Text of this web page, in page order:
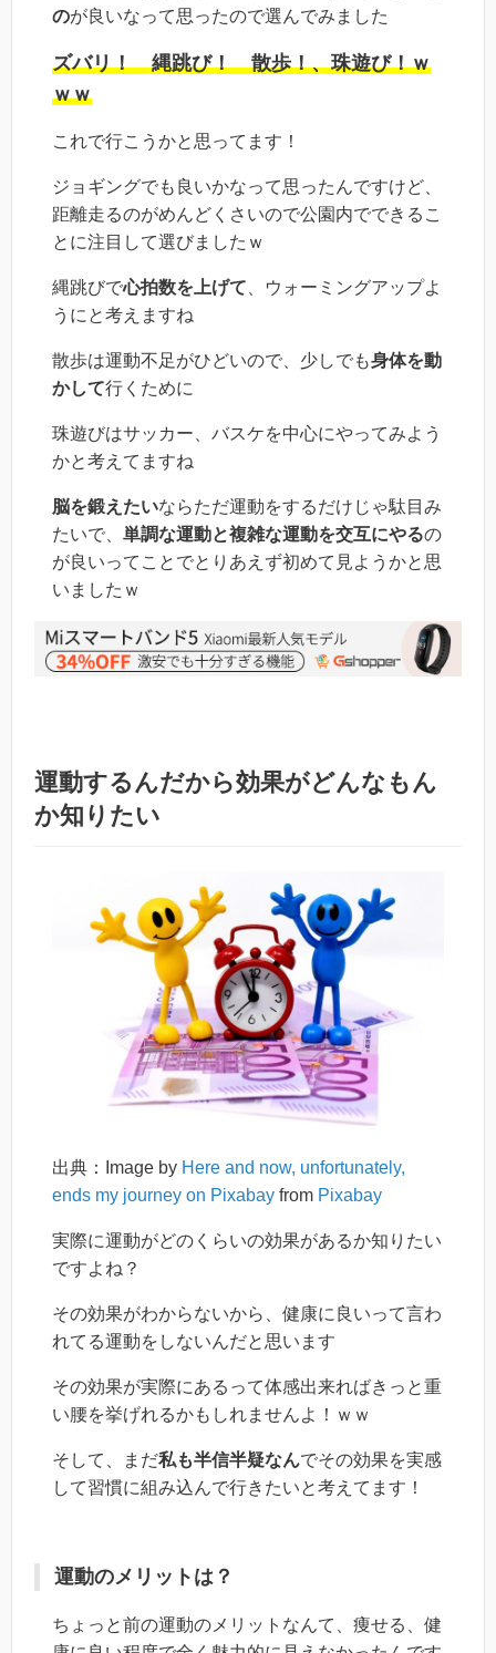
のが良いなって思ったので選んでみました
ズバリ！ 縄跳び！ 散歩！、珠遊び！ｗ
ｗｗ
これで行こうかと思ってます！
ジョギングでも良いかなって思ったんですけど、
距離走るのがめんどくさいので公園内でできるこ
とに注目して選びましたｗ
縄跳びで心拍数を上げて 、ウォーミングアップよ
うにと考えますね
散歩は運動不足がひどいので、少しでも身体を動
かして行くために
珠遊びはサッカー、バスケを中心にやってみよう
かと考えてますね
脳を鍛えたいならただ運動をするだけじゃ駄目み
たいで、 単調な運動と複雑な運動を交互にやるの
が良いってことでとりあえず初めて見ようかと思
いましたｗ
運動するんだから効果がどんなもん
か知りたい
出典：Image by Here and now, unfortunately,
ends my journey on Pixabay from Pixabay
実際に運動がどのくらいの効果があるか知りたい
ですよね？
その効果がわからないから、健康に良いって言わ
れてる運動をしないんだと思います
その効果が実際にあるって体感出来ればきっと重
い腰を挙げれるかもしれませんよ！ｗｗ
そして、まだ私も半信半疑なんでその効果を実感
して習慣に組み込んで行きたいと考えてます！
運動のメリットは？
ちょっと前の運動のメリットなんて、痩せる、健